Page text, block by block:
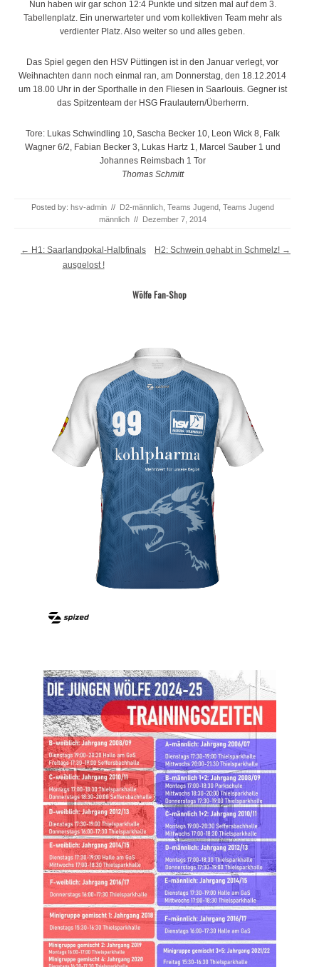
Nun haben wir gar schon 12:4 Punkte und sitzen mal auf dem 3.
Tabellenplatz. Ein unerwarteter und vom kollektiven Team mehr als
verdienter Platz. Also weiter so und alles geben.
Das Spiel gegen den HSV Püttingen ist in den Januar verlegt, vor
Weihnachten dann noch einmal ran, am Donnerstag, den 18.12.2014
um 18.00 Uhr in der Sporthalle in den Fliesen in Saarlouis. Gegner ist
das Spitzenteam der HSG Fraulautern/Überherrn.
Tore: Lukas Schwindling 10, Sascha Becker 10, Leon Wick 8, Falk
Wagner 6/2, Fabian Becker 3, Lukas Hartz 1, Marcel Sauber 1 und
Johannes Reimsbach 1 Tor
Thomas Schmitt
Posted by: hsv-admin // D2-männlich, Teams Jugend Teams Jugend
männlich // Dezember 7, 2014
Post navigation
← H1: Saarlandpokal-Halbfinals
ausgelost !
H2: Schwein gehabt in Schmelz! →
Wölfe Fan-Shop